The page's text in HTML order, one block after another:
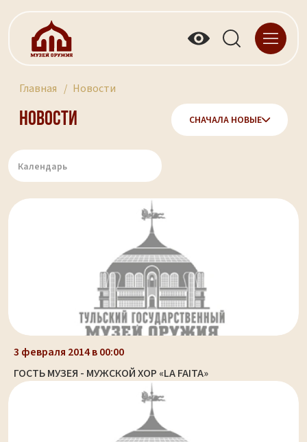
Главная Новости
Новости СНАЧАЛА НОВЫЕ
3 февраля 2014 в 00:00
ГОСТЬ МУЗЕЯ - МУЖСКОЙ ХОР «LA FAITA»